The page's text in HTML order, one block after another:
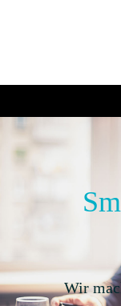
Wir